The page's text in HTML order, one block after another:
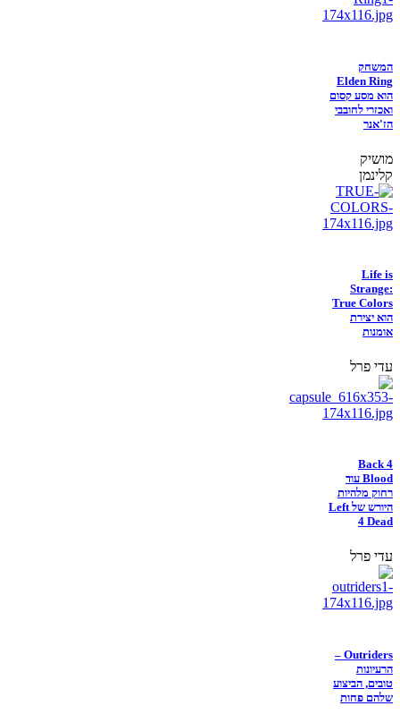
המשחק
Elden Ring
הוא מסע קסום
ואכזרי לחובבי
הז'אנר
מושיק
קלינמן
Life is
Strange:
True Colors
הוא יצירת
אומנות
עדי פרל
Back 4
Blood עוד
רחוק מלהיות
היורש של Left
4 Dead
עדי פרל
Outriders –
הרעיונות
טובים, הביצוע
שלהם פחות